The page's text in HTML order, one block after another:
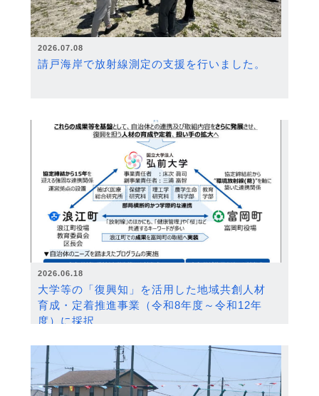
2026.07.08
請戸海岸で放射線測定の支援を行いました。
2026.06.18
大学等の「復興知」を活用した地域共創人材
育成・定着推進事業（令和8年度～令和12年
度）に採択